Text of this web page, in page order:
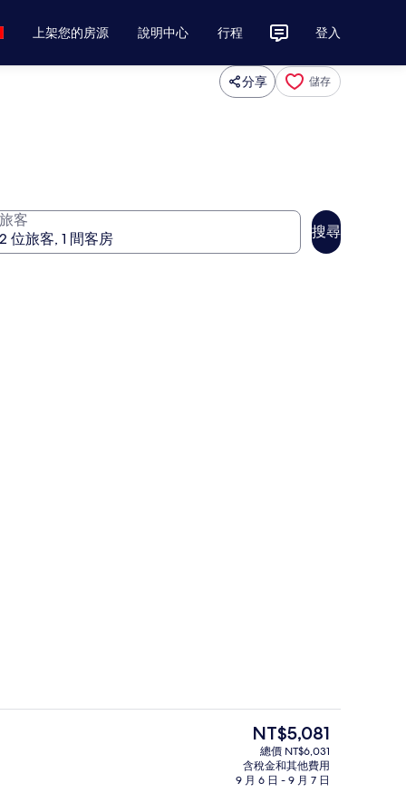
上架您的房源 說明中心 行程 登入
分享 儲存
旅客
搜尋
目
前
的
價
NT$5,081
總價 NT$6,031
含稅金和其他費用
9 月 6 日 - 9 月 7 日